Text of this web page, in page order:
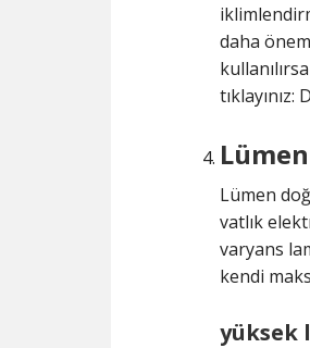
daha
tıklayınız:
Lümen
Lümen
vatlık
varyans
kendi
yüksek